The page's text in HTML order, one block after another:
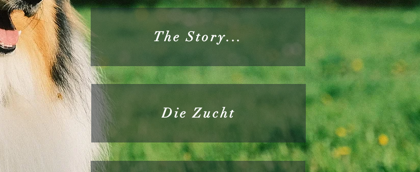
The Story...
Die Zucht